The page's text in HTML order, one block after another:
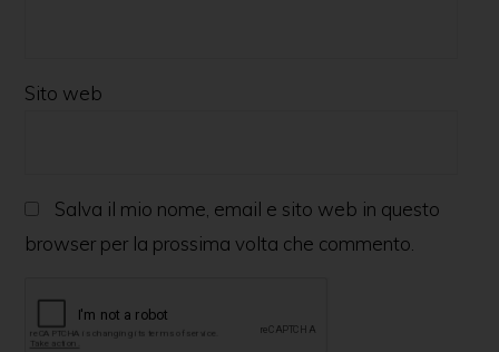
Sito web
Salva il mio nome, email e sito web in questo
browser per la prossima volta che commento.